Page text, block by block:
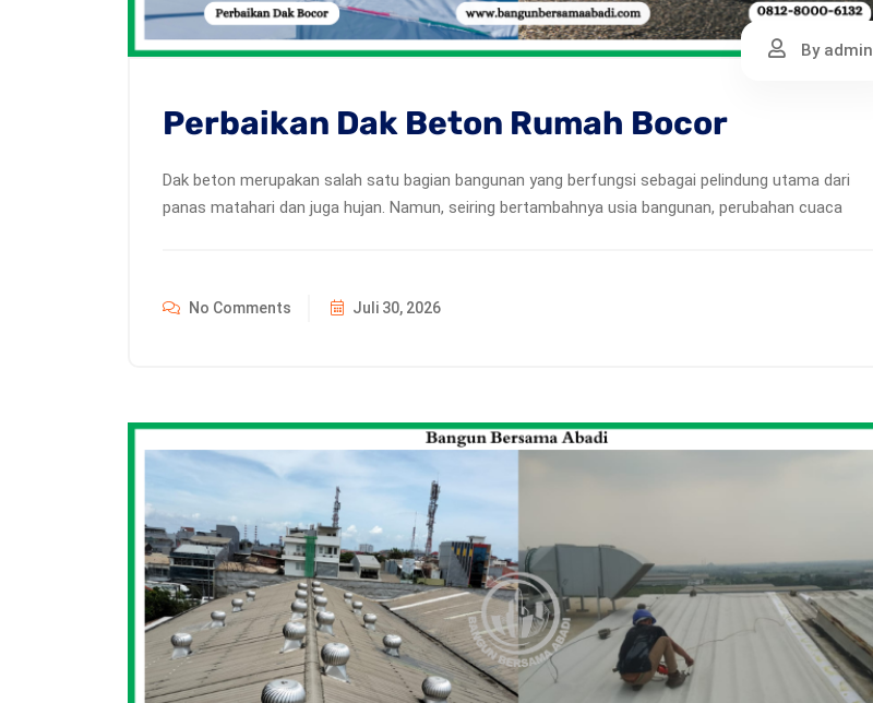
By admin
Perbaikan Dak Beton Rumah Bocor
Dak beton merupakan salah satu bagian bangunan yang berfungsi sebagai pelindung utama dari
panas matahari dan juga hujan. Namun, seiring bertambahnya usia bangunan, perubahan cuaca
No Comments Juli 30, 2026